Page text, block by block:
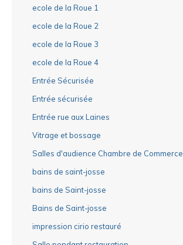
ecole de la Roue 1
ecole de la Roue 2
ecole de la Roue 3
ecole de la Roue 4
Entrée Sécurisée
Entrée sécurisée
Entrée rue aux Laines
Vitrage et bossage
Salles d'audience Chambre de Commerce
bains de saint-josse
bains de Saint-josse
Bains de Saint-josse
impression cirio restauré